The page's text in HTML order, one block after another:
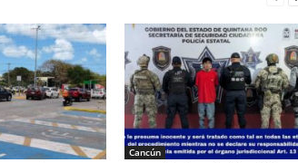
Cancún